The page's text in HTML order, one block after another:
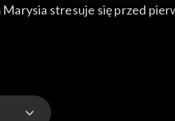
stresuje się przed
do domu, witany